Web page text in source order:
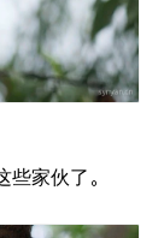
家伙了。